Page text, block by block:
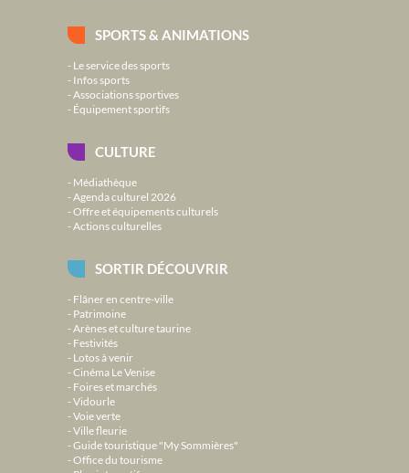
SPORTS & ANIMATIONS
Le service des sports
Infos sports
Associations sportives
Équipement sportifs
CULTURE
Médiathèque
Agenda culturel 2026
Offre et équipements culturels
Actions culturelles
SORTIR DÉCOUVRIR
Flâner en centre-ville
Patrimoine
Arènes et culture taurine
Festivités
Lotos à venir
Cinéma Le Venise
Foires et marchés
Vidourle
Voie verte
Ville fleurie
Guide touristique "My Sommières"
Office du tourisme